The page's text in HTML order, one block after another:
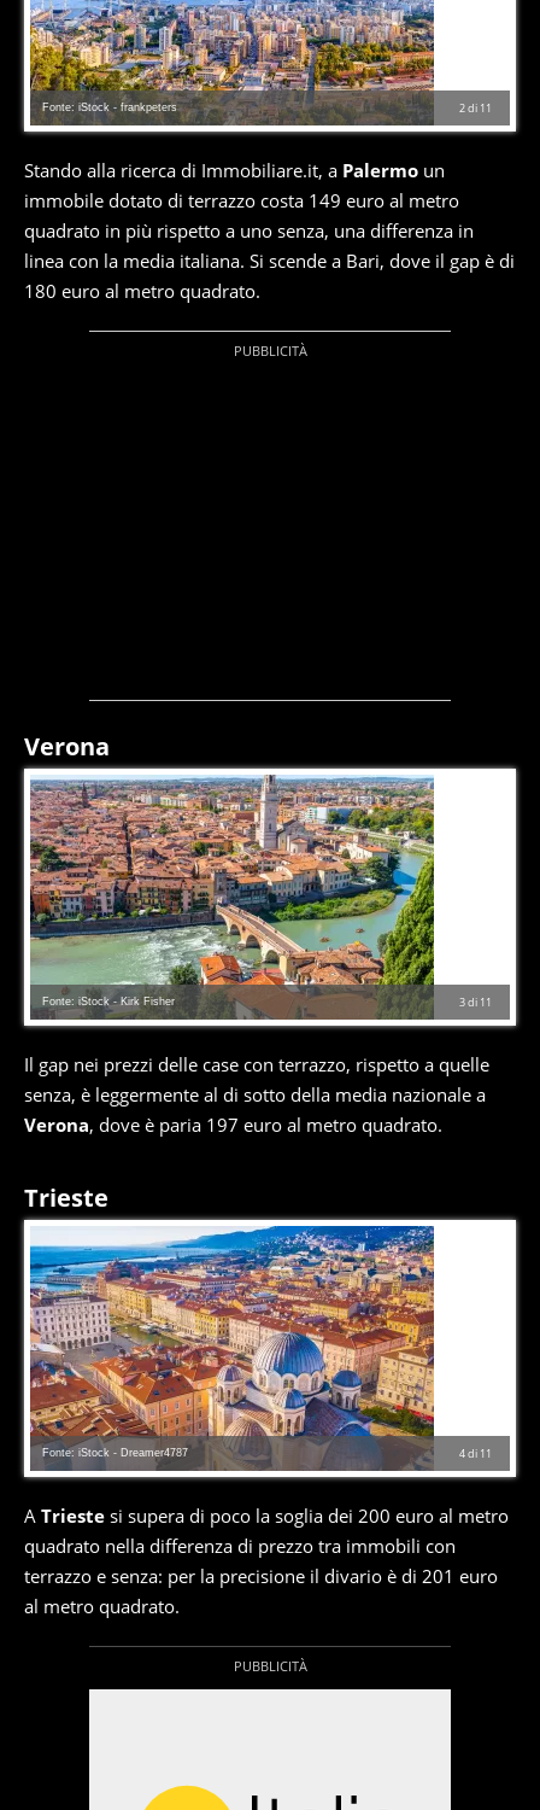
2di 11
Fonte: iStock - frankpeters
Stando alla ricerca di Immobiliare.it, a Palermo un
immobile dotato di terrazzo costa 149 euro al metro
quadrato in più rispetto a uno senza, una differenza in
linea con la media italiana. Si scende a Bari, dove il gap è di
180 euro al metro quadrato.
Verona
3di 11
Fonte: iStock - Kirk Fisher
Il gap nei prezzi delle case con terrazzo, rispetto a quelle
senza, è leggermente al di sotto della media nazionale a
Verona, dove è paria 197 euro al metro quadrato.
Trieste
4di 11
Fonte: iStock - Dreamer4787
A Trieste si supera di poco la soglia dei 200 euro al metro
quadrato nella differenza di prezzo tra immobili con
terrazzo e senza: per la precisione il divario è di 201 euro
al metro quadrato.